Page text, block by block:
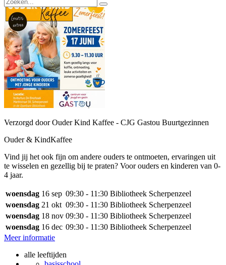
Verzorgd door Ouder Kind Kaffee - CJG Gastou Buurtgezinnen
Ouder & KindKaffee
Vind jij het ook fijn om andere ouders te ontmoeten, ervaringen uit
te wisselen en gezellig bij te praten? Voor ouders en kinderen van 0-
4 jaar.
woensdag 16 sep 09:30 - 11:30 Bibliotheek Scherpenzeel
woensdag 21 okt 09:30 - 11:30 Bibliotheek Scherpenzeel
woensdag 18 nov 09:30 - 11:30 Bibliotheek Scherpenzeel
woensdag 16 dec 09:30 - 11:30 Bibliotheek Scherpenzeel
Meer informatie
alle leeftijden